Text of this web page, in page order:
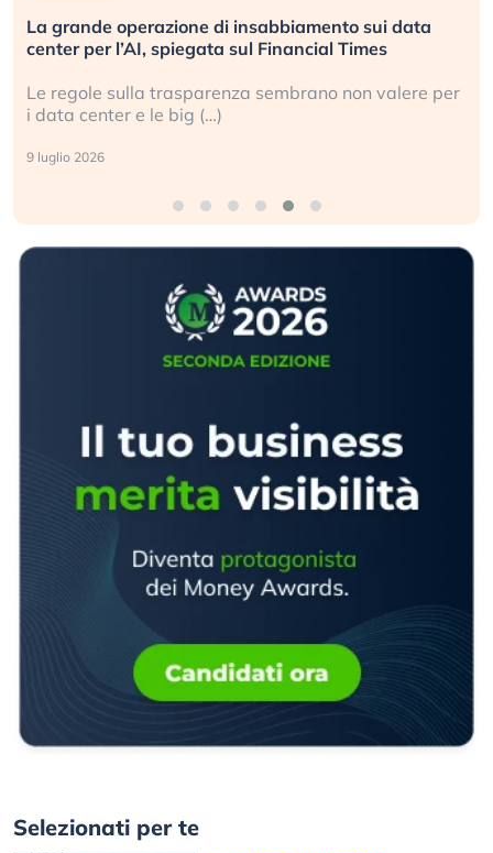
La grande operazione di insabbiamento sui data
center per l’AI, spiegata sul Financial Times
Le regole sulla trasparenza sembrano non valere per
i data center e le big (…)
9 luglio 2026
Selezionati per te